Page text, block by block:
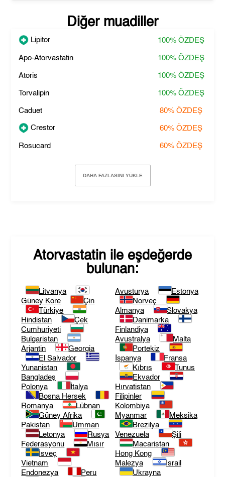
Diğer muadiller
Lipitor 100% ÖZDEŞ
Apo-Atorvastatin 100% ÖZDEŞ
Atoris 100% ÖZDEŞ
Torvalipin 100% ÖZDEŞ
Caduet 80% ÖZDEŞ
Crestor 60% ÖZDEŞ
Rosucard 60% ÖZDEŞ
DAHA FAZLASINI YÜKLE
Atorvastatin ile eşdeğerde
bulunan:
Litvanya
Güney Kore
Çin
Türkiye
Hindistan
Çek
Cumhuriyeti
Bulgaristan
Arjantin
Georgia
El Salvador
Yunanistan
Bangladeş
Polonya
İtalya
Bosna Hersek
Romanya
Lübnan
Güney Afrika
Pakistan
Umman
Letonya
Rusya
Federasyonu
Mısır
İsveç
Vietnam
Endonezya
Peru
Avusturya
Estonya
Norveç
Almanya
Slovakya
Danimarka
Finlandiya
Avustralya
Malta
Portekiz
İspanya
Fransa
Kıbrıs
Tunus
Ekvador
Hırvatistan
Filipinler
Kolombiya
Myanmar
Meksika
Brezilya
Venezuela
Şili
Macaristan
Hong Kong
Malezya
İsrail
Ukrayna